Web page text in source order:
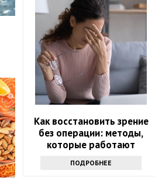
Как восстановить зрение
без операции: методы,
которые работают
ПОДРОБНЕЕ